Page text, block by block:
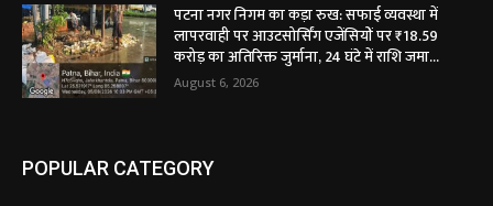
पटना नगर निगम का कड़ा रुख: सफाई व्यवस्था में
लापरवाही पर आउटसोर्सिंग एजेंसियों पर ₹18.59
करोड़ का अतिरिक्त जुर्माना, 24 घंटे में राशि जमा...
August 6, 2026
POPULAR CATEGORY